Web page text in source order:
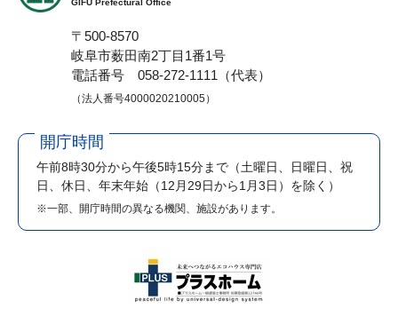
GIFU Prefectural Office
〒500-8570
岐阜市薮田南2丁目1番1号
電話番号 058-272-1111（代表）
（法人番号4000020210005）
開庁時間
午前8時30分から午後5時15分まで （土曜日、日曜日、祝
日、休日、年末年始（12月29日から1月3日）を除く）
※一部、開庁時間の異なる機関、施設があります。